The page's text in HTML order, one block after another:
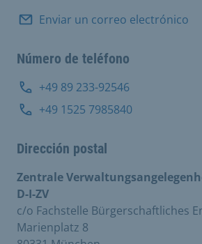
Enviar un correo electrónico
Número de teléfono
+49 89 233-92546
+49 1525 7985840
Dirección postal
Zentrale
D-I-ZV
c/o Fachstelle Bürgerschaftliches
Marienplatz 8